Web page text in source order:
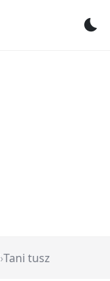
›Tani tusz